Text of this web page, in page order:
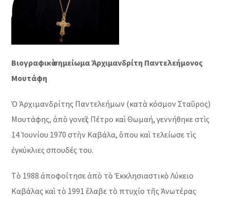
Βιογραφικὸ σημείωμα Ἀρχιμανδρίτη Παντελεήμονος
Μουτάφη
Ὁ Ἀρχιμανδρίτης Παντελεήμων (κατὰ κόσμον Σταῦρος)
Μουτάφης, ἀπὸ γονεῖς Πέτρο καὶ Θωμαή, γεννήθηκε στὶς
14 Ἰουνίου 1970 στὴν Καβάλα, ὅπου καὶ τελείωσε τὶς
ἐγκύκλιες σπουδές του.
Τὸ 1988 ἀποφοίτησε ἀπὸ τὸ Ἐκκλησιαστικὸ Λύκειο
Καβάλας καὶ τὸ 1991 ἔλαβε τὸ πτυχίο τῆς Ἀνωτέρας